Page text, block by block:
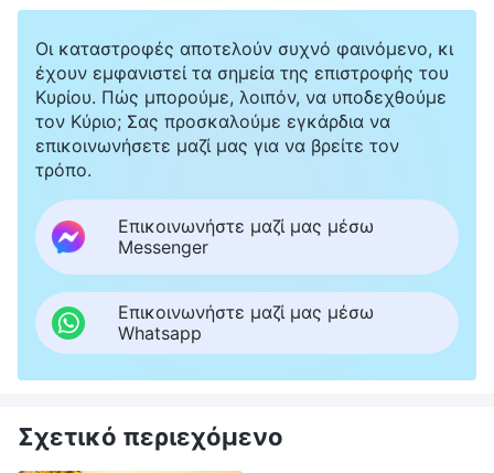
Οι καταστροφές αποτελούν συχνό φαινόμενο, κι
έχουν εμφανιστεί τα σημεία της επιστροφής του
Κυρίου. Πώς μπορούμε, λοιπόν, να υποδεχθούμε
τον Κύριο; Σας προσκαλούμε εγκάρδια να
επικοινωνήσετε μαζί μας για να βρείτε τον
τρόπο.
Επικοινωνήστε μαζί μας μέσω
Messenger
Επικοινωνήστε μαζί μας μέσω
Whatsapp
Σχετικό περιεχόμενο